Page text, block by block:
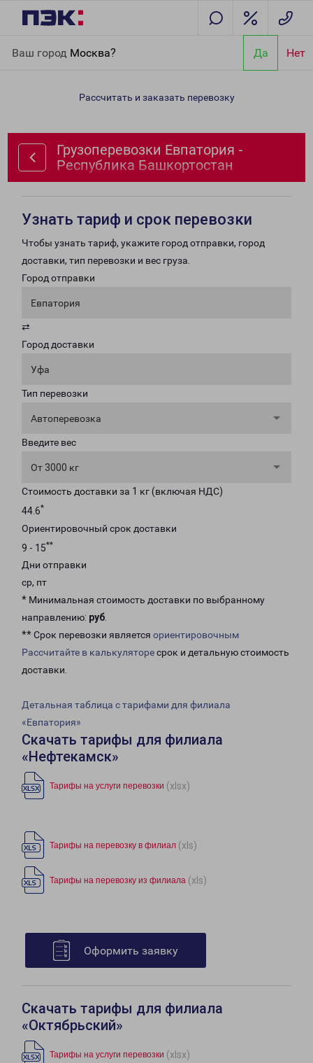
Ваш город Москва? Да Нет
Республика Башкортостан
Рассчитать и заказать перевозку
Грузоперевозки Евпатория -
Республика Башкортостан
Узнать тариф и срок перевозки
Чтобы узнать тариф, укажите город отправки, город
доставки, тип перевозки и вес груза.
Город отправки
Евпатория
⇄
Город доставки
Уфа
Тип перевозки
Автоперевозка
Введите вес
От 3000 кг
Стоимость доставки за 1 кг (включая НДС)
44.6*
Ориентировочный срок доставки
9 - 15**
Дни отправки
ср, пт
* Минимальная стоимость доставки по выбранному
направлению: руб.
** Срок перевозки является ориентировочным
Рассчитайте в калькуляторесрок и детальную стоимость
доставки.
Детальная таблица с тарифами для филиала
«Евпатория»
Скачать тарифы для филиала
«Нефтекамск»
Тарифы на услуги перевозки (xlsx)
Тарифы на перевозку в филиал (xls)
Тарифы на перевозку из филиала (xls)
Оформить заявку
Скачать тарифы для филиала
«Октябрьский»
Тарифы на услуги перевозки (xlsx)